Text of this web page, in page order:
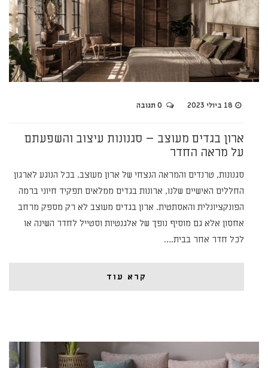
18 ביולי 2023
ארון בגדים מעוצב – סגנונות עיצוב והשפעתם
על מראה החדר
סגנונות, טרנדים והמראה הנצחי של ארון מעוצב. בכל הנוגע לארגון
החללים האישיים שלנו, ארונות בגדים ממלאים תפקיד חיוני ברמה
הפונקציונלית והאסתטית. ארון בגדים מעוצב לא רק מספק מרחב
אחסון אלא גם מוסיף נופך של אלגנטיות וסטייל לחדר השינה או
לכל חדר אחר בבית.…
קרא עוד